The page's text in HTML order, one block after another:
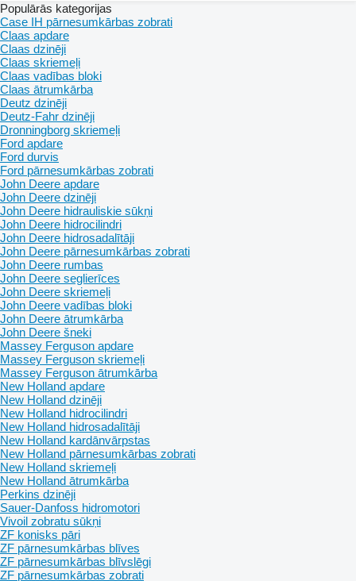
Populārās kategorijas
Case IH pārnesumkārbas zobrati
Claas apdare
Claas dzinēji
Claas skriemeļi
Claas vadības bloki
Claas ātrumkārba
Deutz dzinēji
Deutz-Fahr dzinēji
Dronningborg skriemeļi
Ford apdare
Ford durvis
Ford pārnesumkārbas zobrati
John Deere apdare
John Deere dzinēji
John Deere hidrauliskie sūkņi
John Deere hidrocilindri
John Deere hidrosadalītāji
John Deere pārnesumkārbas zobrati
John Deere rumbas
John Deere seglierīces
John Deere skriemeļi
John Deere vadības bloki
John Deere ātrumkārba
John Deere šneki
Massey Ferguson apdare
Massey Ferguson skriemeļi
Massey Ferguson ātrumkārba
New Holland apdare
New Holland dzinēji
New Holland hidrocilindri
New Holland hidrosadalītāji
New Holland kardānvārpstas
New Holland pārnesumkārbas zobrati
New Holland skriemeļi
New Holland ātrumkārba
Perkins dzinēji
Sauer-Danfoss hidromotori
Vivoil zobratu sūkņi
ZF konisks pāri
ZF pārnesumkārbas blīves
ZF pārnesumkārbas blīvslēgi
ZF pārnesumkārbas zobrati